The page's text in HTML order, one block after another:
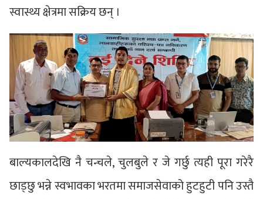
स्वास्थ्य क्षेत्रमा सक्रिय छन् ।
बाल्यकालदेखि नै चन्चले, चुलबुले र जे गर्छु त्यही पूरा गरेरै
छाड्छु भन्ने स्वभावका भरतमा समाजसेवाको हुटहुटी पनि उस्तै